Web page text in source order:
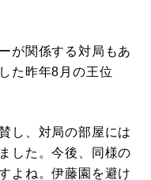
が関係する対局もあ
た昨年8月の王位
し、対局の部屋には
した。今後、同様の
よね。伊藤園を避け